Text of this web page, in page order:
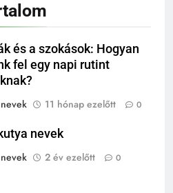
és a szokások: Hogyan
fel egy napi rutint
11 hónap ezelőtt 0
nevek
2 év ezelőtt 0